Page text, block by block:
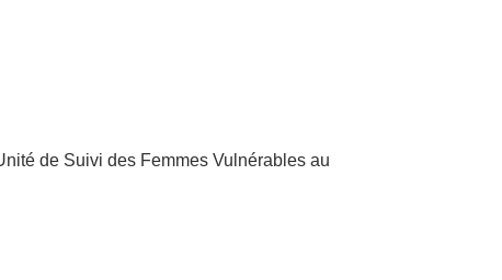
de Suivi des Femmes Vulnérables au